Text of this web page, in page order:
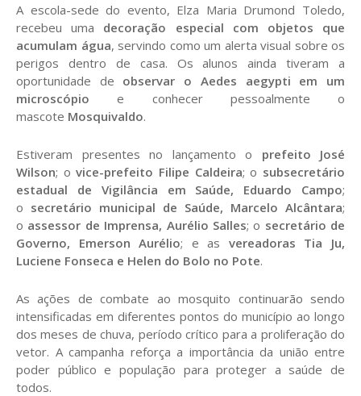
A escola-sede do evento, Elza Maria Drumond Toledo,
recebeu uma decoração especial com objetos que
acumulam água, servindo como um alerta visual sobre os
perigos dentro de casa. Os alunos ainda tiveram a
oportunidade de observar o Aedes aegypti em um
microscópio e conhecer pessoalmente o
mascote Mosquivaldo.
Estiveram presentes no lançamento o prefeito José
Wilson; ovice-prefeito Filipe Caldeira; o subsecretário
estadual de Vigilância em Saúde, Eduardo Campo;
o secretário municipal de Saúde, Marcelo Alcântara;
o assessor de Imprensa, Aurélio Salles; o secretário de
Governo, Emerson Aurélio; e as vereadoras Tia Ju,
Luciene Fonseca e Helen do Bolo no Pote.
As ações de combate ao mosquito continuarão sendo
intensificadas em diferentes pontos do município ao longo
dos meses de chuva, período crítico para a proliferação do
vetor. A campanha reforça a importância da união entre
poder público e população para proteger a saúde de
todos.